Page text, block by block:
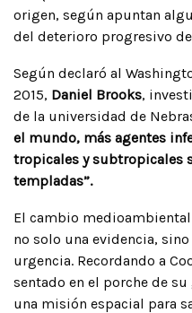
origen, según apuntan
del deterioro progresivo
Según declaró al
2015, Daniel Brooks,
de la universidad de
el mundo, más agentes
tropicales y subtropicales
templadas”.
El cambio
no solo una evidencia,
urgencia. Recordando a
sentado en el porche de
una misión espacial para